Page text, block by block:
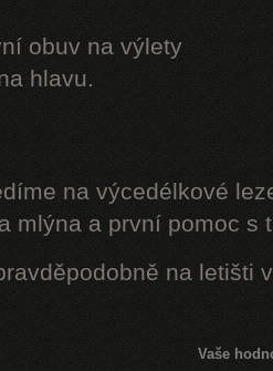
obuv na výlety
hlavu.
na výcedélkové
mlýna a první pomoc s
na letišti
Vaše